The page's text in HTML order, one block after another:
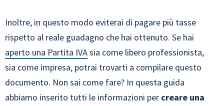
Inoltre, in questo modo eviterai di pagare più tasse
rispetto al reale guadagno che hai ottenuto. Se hai
aperto una Partita IVAsia come libero professionista,
sia come impresa, potrai trovarti a compilare questo
documento. Non sai come fare? In questa guida
abbiamo inserito tutti le informazioni per creare una